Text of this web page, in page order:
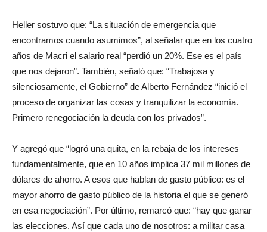
Heller sostuvo que: “La situación de emergencia que
encontramos cuando asumimos”, al señalar que en los cuatro
años de Macri el salario real “perdió un 20%. Ese es el país
que nos dejaron”. También, señaló que: “Trabajosa y
silenciosamente, el Gobierno” de Alberto Fernández “inició el
proceso de organizar las cosas y tranquilizar la economía.
Primero renegociación la deuda con los privados”.
Y agregó que “logró una quita, en la rebaja de los intereses
fundamentalmente, que en 10 años implica 37 mil millones de
dólares de ahorro. A esos que hablan de gasto público: es el
mayor ahorro de gasto público de la historia el que se generó
en esa negociación”. Por último, remarcó que: “hay que ganar
las elecciones. Así que cada uno de nosotros: a militar casa